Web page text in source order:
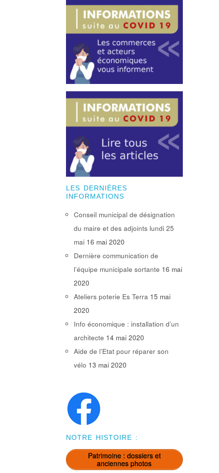
LES DERNIÈRES
INFORMATIONS
Conseil municipal de désignation
du maire et des adjoints lundi 25
mai 16 mai 2020
Dernière communication de
l’équipe municipale sortante 16 mai
2020
Ateliers poterie Es Terra 15 mai
2020
Info économique : installation d’un
architecte 14 mai 2020
Aide de l’Etat pour réparer son
vélo 13 mai 2020
NOTRE HISTOIRE :
Patrimoine : dossiers et
anciennes photos